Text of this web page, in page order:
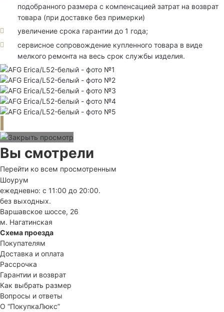
подобранного размера с компенсацией затрат на возврат
товара (при доставке без примерки)
увеличение срока гарантии до 1 года;
сервисное сопровождение купленного товара в виде
мелкого ремонта на весь срок службы изделия.
Вы смотрели
Перейти ко всем просмотренным
Шоурум
ежедневно: с 11:00 до 20:00.
без выходных.
Варшавское шоссе, 26
м. Нагатинская
Схема проезда
Покупателям
Доставка и оплата
Рассрочка
Гарантии и возврат
Как выбрать размер
Вопросы и ответы
О “ПокупкаЛюкс”